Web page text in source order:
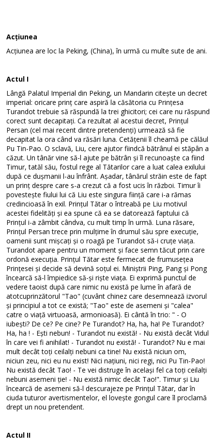
Acțiunea
Acțiunea are loc la Peking, (China), în urmă cu multe sute de ani.
Actul I
Lângă Palatul Imperial din Peking, un Mandarin citește un decret
imperial: oricare prinț care aspiră la căsătoria cu Prințesa
Turandot trebuie să răspundă la trei ghicitori; cei care nu răspund
corect sunt decapitați. Ca rezultat al acestui decret, Prințul
Persan (cel mai recent dintre pretendenți) urmează să fie
decapitat la ora când va răsări luna. Cetățenii îl cheamă pe călăul
Pu Tin-Pao. O sclavă, Liu, cere ajutor fiindcă bătrânul ei stăpân a
căzut. Un tânăr vine să-l ajute pe bătrân și îl recunoaște ca fiind
Timur, tatăl său, fostul rege al Tătarilor care a luat calea exilului
după ce dușmanii l-au înfrânt. Așadar, tânărul străin este de fapt
un prinț despre care s-a crezut că a fost ucis în război. Timur îi
povestește fiului lui că Liu este singura ființă care i-a rămas
credincioasă în exil. Prințul Tătar o întreabă pe Liu motivul
acestei fidelități și ea spune că ea se datorează faptului că
Prințul i-a zâmbit cândva, cu mult timp în urmă. Luna răsare,
Prințul Persan trece prin mulțime în drumul său spre execuție,
oamenii sunt mișcați și o roagă pe Turandot să-i cruțe viața.
Turandot apare pentru un moment și face semn tăcut prin care
ordonă execuția. Prințul Tătar este fermecat de frumusețea
Prințesei și decide să devină soțul ei. Miniștrii Ping, Pang și Pong
încearcă să-l împiedice să-și riște viața. Ei exprimă punctul de
vedere taoist după care nimic nu există pe lume în afară de
atotcuprinzătorul "Tao" (cuvânt chinez care desemnează izvorul
și principiul a tot ce există; "Tao" este de asemeni și "calea"
catre o viață virtuoasă, armonioasă). Ei cântă în trio: " - O
iubești? De ce? Pe cine? Pe Turandot? Ha, ha, ha! Pe Turandot?
Ha, ha ! - Ești nebun! - Turandot nu există! - Nu există decât Vidul
în care vei fi anihilat! - Turandot nu există! - Turandot? Nu e mai
mult decât toți ceilalți nebuni ca tine! Nu există niciun om,
niciun zeu, nici eu nu exist! Nici națiuni, nici regi, nici Pu Tin-Pao!
Nu există decât Tao! - Te vei distruge în același fel ca toți ceilalți
nebuni asemeni ție! - Nu există nimic decât Tao!". Timur și Liu
încearcă de asemeni să-l descurajeze pe Prințul Tătar, dar în
ciuda tuturor avertismentelor, el lovește gongul care îl proclamă
drept un nou pretendent.
Actul II